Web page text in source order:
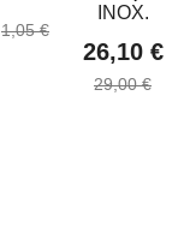
1,05 €
INOX.
26,10 €
29,00 €